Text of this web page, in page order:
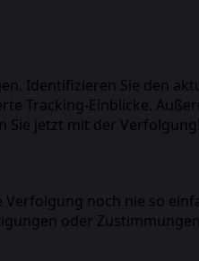
Identifizieren Sie den
Tracking-Einblicke.
Sie jetzt mit der Verfolgung!
noch nie so
oder